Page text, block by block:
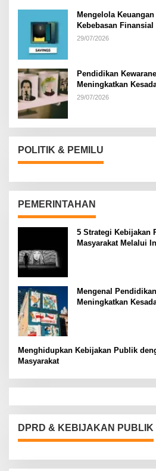
Mengelola
Kebebasan Finansial
29/07/2026
Pendidikan
Meningkatkan
Bernegara di…
29/07/2026
POLITIK & PEMILU
PEMERINTAHAN
5 Strategi Kebijakan
Masyarakat Melalui
Mengenal
Meningkatkan
Menghidupkan Kebijakan Publik
Masyarakat
DPRD & KEBIJAKAN PUBLIK